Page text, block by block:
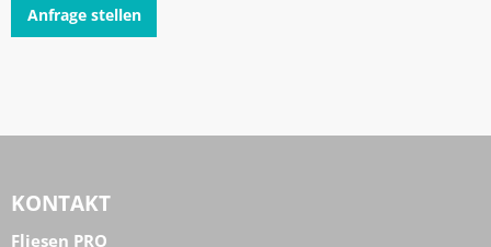
Anfrage stellen
KONTAKT
Fliesen PRO